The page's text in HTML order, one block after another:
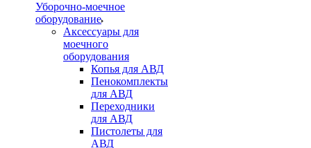
Уборочно-моечное
оборудование
Аксессуары для
моечного
оборудования
Копья для АВД
Пенокомплекты
для АВД
Переходники
для АВД
Пистолеты для
АВД